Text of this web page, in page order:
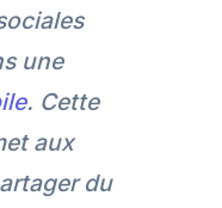
une
. Cette
aux
du